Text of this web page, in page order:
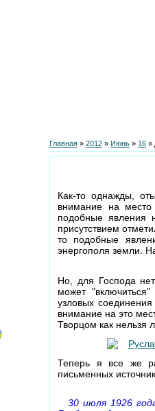
Главная » 2012 » Июнь » 16 »
Как-то однажды,
внимание на
подобные явления
присутствием
то подобные
энергополя земли.
Но, для Господа
может
узловых
внимание на это
Творцом как нельзя
Теперь я все же
письменных
30 июля 1926